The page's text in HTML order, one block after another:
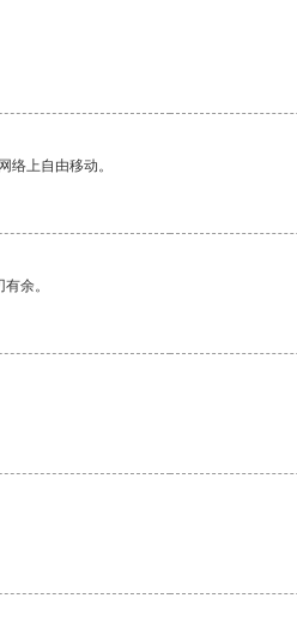
络上自由移动。
余。